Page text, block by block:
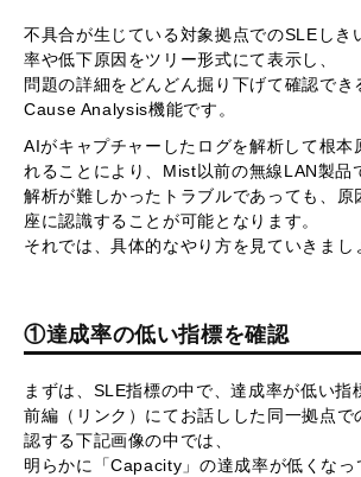
不具合が生じている対象拠点でのSLEしき
率や低下原因をツリー形式にて表示し、
問題の詳細をどんどん掘り下げて確認で
Cause Analysis機能です。
AIがキャプチャーしたログを解析して根本
れることにより、Mist以前の無線LAN製品
解析が難しかったトラブルであっても、原
座に認識することが可能となります。
それでは、具体的なやり方を見ていきまし
①達成率の低い指標を確認
まずは、SLE指標の中で、達成率が低い指
前編（リンク）にてお話しした同一拠点で
認する下記画像の中では、
明らかに「Capacity」の達成率が低くなっ